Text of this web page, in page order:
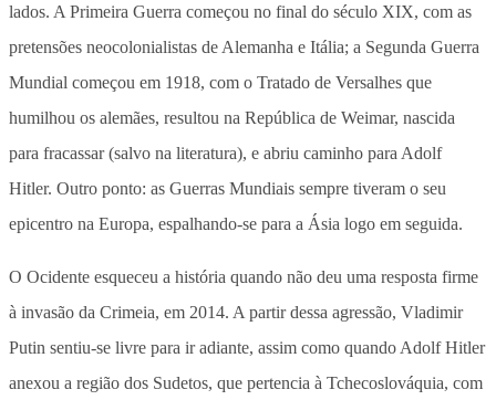
lados. A Primeira Guerra começou no final do século XIX, com as
pretensões neocolonialistas de Alemanha e Itália; a Segunda Guerra
Mundial começou em 1918, com o Tratado de Versalhes que
humilhou os alemães, resultou na República de Weimar, nascida
para fracassar (salvo na literatura), e abriu caminho para Adolf
Hitler. Outro ponto: as Guerras Mundiais sempre tiveram o seu
epicentro na Europa, espalhando-se para a Ásia logo em seguida.
O Ocidente esqueceu a história quando não deu uma resposta firme
à invasão da Crimeia, em 2014. A partir dessa agressão, Vladimir
Putin sentiu-se livre para ir adiante, assim como quando Adolf Hitler
anexou a região dos Sudetos, que pertencia à Tchecoslováquia, com